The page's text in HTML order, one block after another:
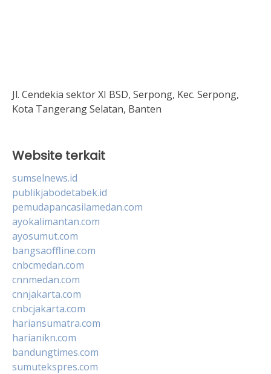
Jl. Cendekia sektor XI BSD, Serpong, Kec. Serpong,
Kota Tangerang Selatan, Banten
Website terkait
sumselnews.id
publikjabodetabek.id
pemudapancasilamedan.com
ayokalimantan.com
ayosumut.com
bangsaoffline.com
cnbcmedan.com
cnnmedan.com
cnnjakarta.com
cnbcjakarta.com
hariansumatra.com
harianikn.com
bandungtimes.com
sumutekspres.com